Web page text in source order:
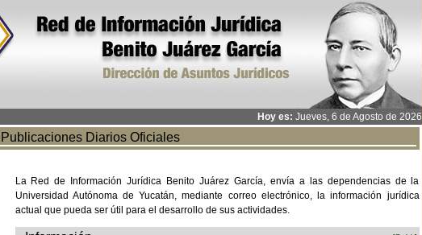
Hoy es: Jueves, 6 de Agosto de 2026
Publicaciones Diarios Oficiales
La Red de Información Jurídica Benito Juárez García, envía a las dependencias de la
Universidad Autónoma de Yucatán, mediante correo electrónico, la información jurídica
actual que pueda ser útil para el desarrollo de sus actividades.